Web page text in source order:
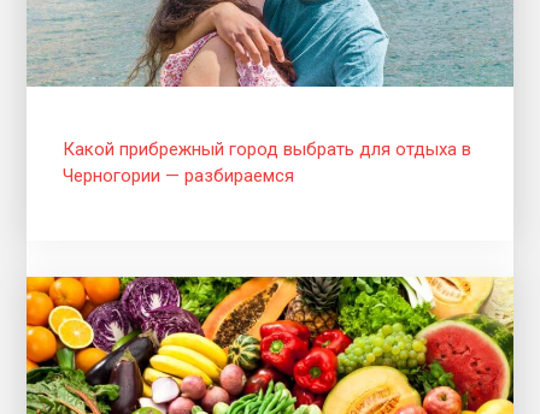
Какой прибрежный город выбрать для отдыха в
Черногории — разбираемся